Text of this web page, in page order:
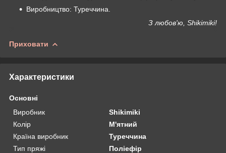
Виробництво: Туреччина.
З любов'ю, Shikimiki!
Приховати
Характеристики
Основні
Виробник
Shikimiki
Колір
М'ятний
Країна виробник
Туреччина
Тип пряжі
Поліефір